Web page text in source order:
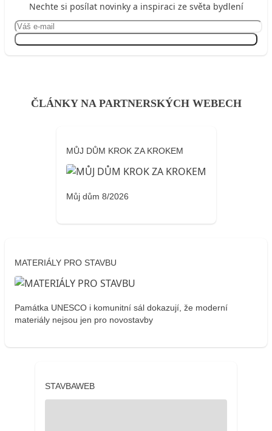
Nechte si posílat novinky a inspiraci ze světa bydlení
ČLÁNKY NA PARTNERSKÝCH WEBECH
MŮJ DŮM KROK ZA KROKEM
Můj dům 8/2026
MATERIÁLY PRO STAVBU
Památka UNESCO i komunitní sál dokazují, že moderní
materiály nejsou jen pro novostavby
STAVBAWEB